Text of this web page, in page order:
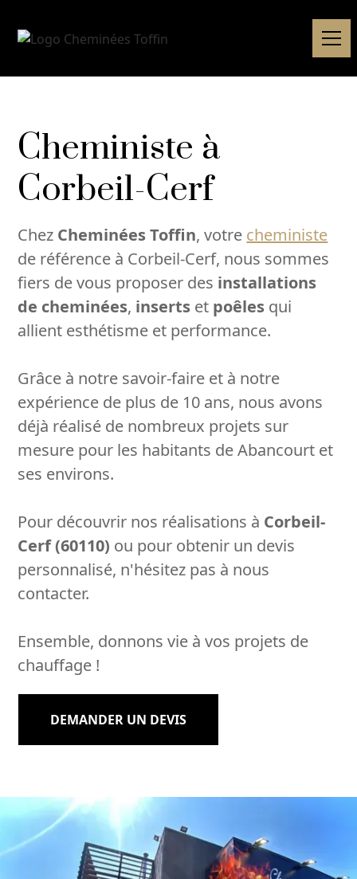
Cheministe à
Corbeil-Cerf
Chez Cheminées Toffin, votre cheministe
de référence à Corbeil-Cerf, nous sommes
fiers de vous proposer des installations
de cheminées, inserts et poêles qui
allient esthétisme et performance.
Grâce à notre savoir-faire et à notre
expérience de plus de 10 ans, nous avons
déjà réalisé de nombreux projets sur
mesure pour les habitants de Abancourt et
ses environs.
Pour découvrir nos réalisations à Corbeil-
Cerf (60110) ou pour obtenir un devis
personnalisé, n'hésitez pas à nous
contacter.
Ensemble, donnons vie à vos projets de
chauffage !
DEMANDER UN DEVIS